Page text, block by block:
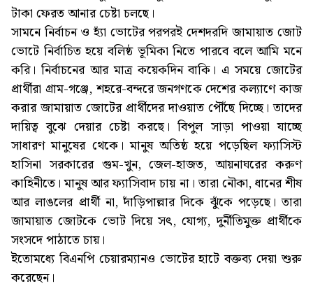
টাকা ফেরত আনার চেষ্টা চলছে।
সামনে নির্বাচন ও হ্যাঁ ভোটের পরপরই দেশদরদি জামায়াত জোট
ভোটে নির্বাচিত হয়ে বলিষ্ঠ ভূমিকা নিতে পারবে বলে আমি মনে
করি। নির্বাচনের আর মাত্র কয়েকদিন বাকি। এ সময়ে জোটের
প্রার্থীরা গ্রাম-গঞ্জে, শহরে-বন্দরে জনগণকে দেশের কল্যাণে কাজ
করার জামায়াত জোটের প্রার্থীদের দাওয়াত পৌঁছে দিচ্ছে। তাদের
দায়িত্ব বুঝে দেয়ার চেষ্টা করছে। বিপুল সাড়া পাওয়া যাচ্ছে
সাধারণ মানুষের থেকে। মানুষ অতিষ্ঠ হয়ে পড়েছিল ফ্যাসিস্ট
হাসিনা সরকারের গুম-খুন, জেল-হাজত, আয়নাঘরের করুণ
কাহিনীতে। মানুষ আর ফ্যাসিবাদ চায় না। তারা নৌকা, ধানের শীষ
আর লাঙলের প্রার্থী না, দাঁড়িপাল্লার দিকে ঝুঁকে পড়েছে। তারা
জামায়াত জোটকে ভোট দিয়ে সৎ, যোগ্য, দুর্নীতিমুক্ত প্রার্থীকে
সংসদে পাঠাতে চায়।
ইতোমধ্যে বিএনপি চেয়ারম্যানও ভোটের হাটে বক্তব্য দেয়া শুরু
করেছেন।